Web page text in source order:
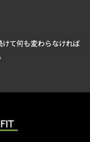
て何も変わらなければ